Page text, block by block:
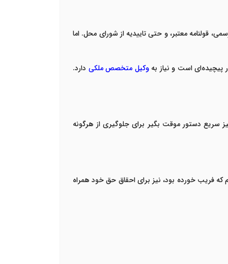
قولنامه معتبر، و حتی تاییدیه از شورای محل. اما
پیچیده‌ای است و نیاز بهوکیل متخصص ملکی دارد.
سریع دستور موقت بگیر برای جلوگیری از هرگونه
فریب خورده بود، نیز برای احقاق حق خود همراه